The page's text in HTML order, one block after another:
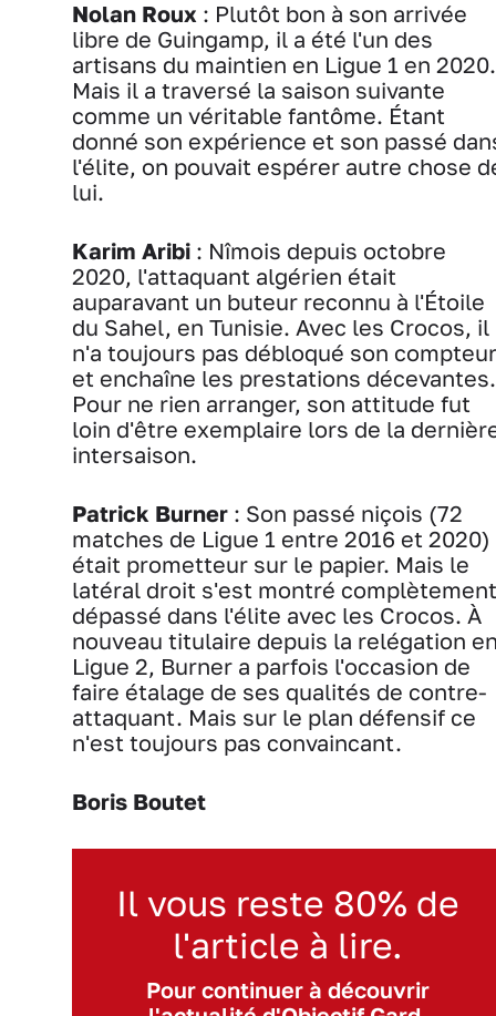
Nolan Roux : Plutôt bon à son arrivée
libre de Guingamp, il a été l'un des
artisans du maintien en Ligue 1 en 2020.
Mais il a traversé la saison suivante
comme un véritable fantôme. Étant
donné son expérience et son passé
l'élite, on pouvait espérer autre chose
lui.
Karim Aribi : Nîmois depuis octobre
2020, l'attaquant algérien était
auparavant un buteur reconnu à l'Étoile
du Sahel, en Tunisie. Avec les Crocos, il
n'a toujours pas débloqué son compteur
et enchaîne les prestations décevantes.
Pour ne rien arranger, son attitude fut
loin d'être exemplaire lors de la
intersaison.
Patrick Burner : Son passé niçois (72
matches de Ligue 1 entre 2016 et 2020)
était prometteur sur le papier. Mais le
latéral droit s'est montré complètement
dépassé dans l'élite avec les Crocos. À
nouveau titulaire depuis la relégation
Ligue 2, Burner a parfois l'occasion de
faire étalage de ses qualités de contre-
attaquant. Mais sur le plan défensif ce
n'est toujours pas convaincant.
Boris Boutet
Il vous reste 80% de
l'article à lire.
Pour continuer à découvrir